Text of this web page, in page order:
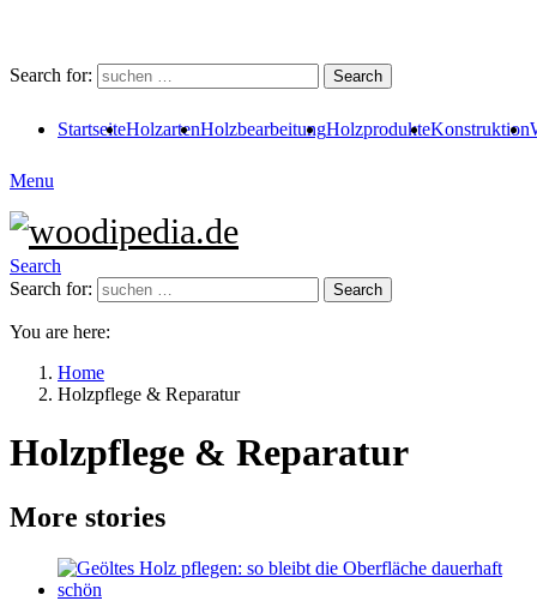
Search for: Search
StartseiteHolzartenHolzbearbeitungHolzprodukteKonstruktion
Menu
Search
Search for:
Search
You are here:
Home
Holzpflege & Reparatur
Holzpflege & Reparatur
More stories